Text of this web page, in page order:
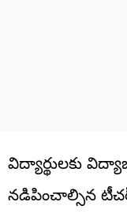
విద్యార్థులకు
నడిపించాల్సిన